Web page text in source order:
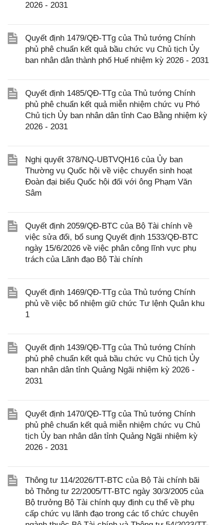
2026 - 2031
Quyết định 1479/QĐ-TTg của Thủ tướng Chính
phủ phê chuẩn kết quả bầu chức vụ Chủ tịch Ủy
ban nhân dân thành phố Huế nhiệm kỳ 2026 - 2031
Quyết định 1485/QĐ-TTg của Thủ tướng Chính
phủ phê chuẩn kết quả miễn nhiệm chức vụ Phó
Chủ tịch Ủy ban nhân dân tỉnh Cao Bằng nhiệm kỳ
2026 - 2031
Nghị quyết 378/NQ-UBTVQH16 của Ủy ban
Thường vụ Quốc hội về việc chuyển sinh hoạt
Đoàn đại biểu Quốc hội đối với ông Phạm Văn
Sâm
Quyết định 2059/QĐ-BTC của Bộ Tài chính về
việc sửa đổi, bổ sung Quyết định 1533/QĐ-BTC
ngày 15/6/2026 về việc phân công lĩnh vực phụ
trách của Lãnh đạo Bộ Tài chính
Quyết định 1469/QĐ-TTg của Thủ tướng Chính
phủ về việc bổ nhiệm giữ chức Tư lệnh Quân khu
1
Quyết định 1439/QĐ-TTg của Thủ tướng Chính
phủ phê chuẩn kết quả bầu chức vụ Chủ tịch Ủy
ban nhân dân tỉnh Quảng Ngãi nhiệm kỳ 2026 -
2031
Quyết định 1470/QĐ-TTg của Thủ tướng Chính
phủ phê chuẩn kết quả miễn nhiệm chức vụ Chủ
tịch Ủy ban nhân dân tỉnh Quảng Ngãi nhiệm kỳ
2026 - 2031
Thông tư 114/2026/TT-BTC của Bộ Tài chính bãi
bỏ Thông tư 22/2005/TT-BTC ngày 30/3/2005 của
Bộ trưởng Bộ Tài chính quy định cụ thể về phụ
cấp chức vụ lãnh đạo trong các tổ chức chuyên